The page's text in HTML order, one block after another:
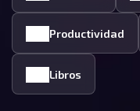
Productividad
Libros